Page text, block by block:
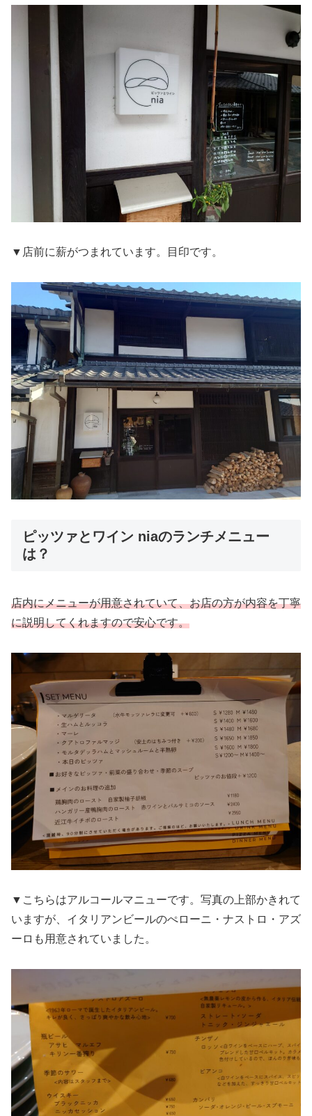
▼店前に薪がつまれています。目印です。
ピッツァとワイン niaのランチメニュー
は？
店内にメニューが用意されていて、お店の方が内容を丁寧
に説明してくれますので安心です。
▼こちらはアルコールマニューです。写真の上部かきれて
いますが、イタリアンビールのぺローニ・ナストロ・アズ
ーロも用意されていました。